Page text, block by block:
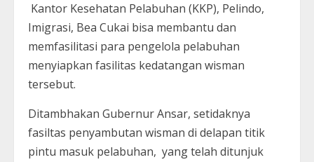
Kantor Kesehatan Pelabuhan (KKP), Pelindo,
Imigrasi, Bea Cukai bisa membantu dan
memfasilitasi para pengelola pelabuhan
menyiapkan fasilitas kedatangan wisman
tersebut.
Ditambhakan Gubernur Ansar, setidaknya
fasiltas penyambutan wisman di delapan titik
pintu masuk pelabuhan, yang telah ditunjuk